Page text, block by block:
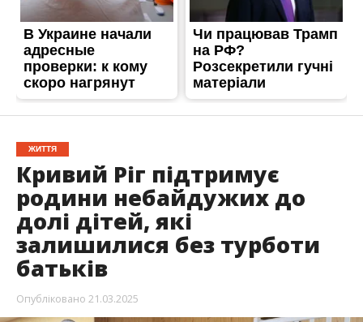
ЖИТТЯ
Кривий Ріг підтримує
родини небайдужих до
долі дітей, які
залишилися без турботи
батьків
Опубліковано 21.03.2025